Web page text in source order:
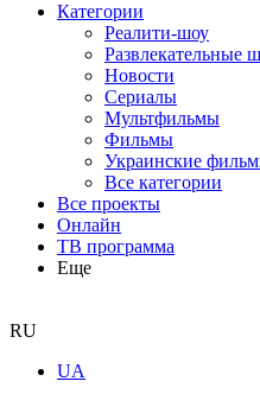
Категории
Реалити-шоу
Развлекательные
Новости
Сериалы
Мультфильмы
Фильмы
Украинские
Все категории
Все проекты
Онлайн
ТВ программа
Еще
RU
UA